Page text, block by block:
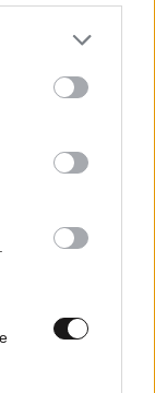
more Google
may click to
party tags to
below Google